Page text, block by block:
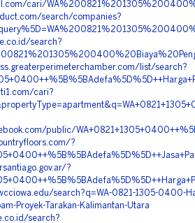
cari/
search/companies?
search?
list/search?
cari?
public/
?
?
search?q=WA-0821-1305-0400-
Proyek-Tarakan-Kalimantan-Utara
search?